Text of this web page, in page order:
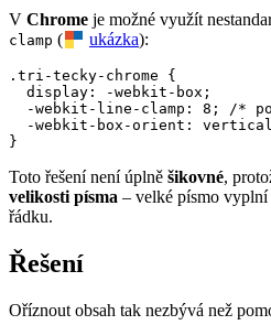
V Chrome je možné využít
clamp ( ukázka):
.tri-tecky-chrome {
  display: -webkit-box;
-webkit-line-clamp: 8; /*
-webkit-box-orient:
}
Toto řešení není úplně šikovné,
velikosti písma – velké písmo vyplní
řádku.
Řešení
Oříznout obsah tak nezbývá než